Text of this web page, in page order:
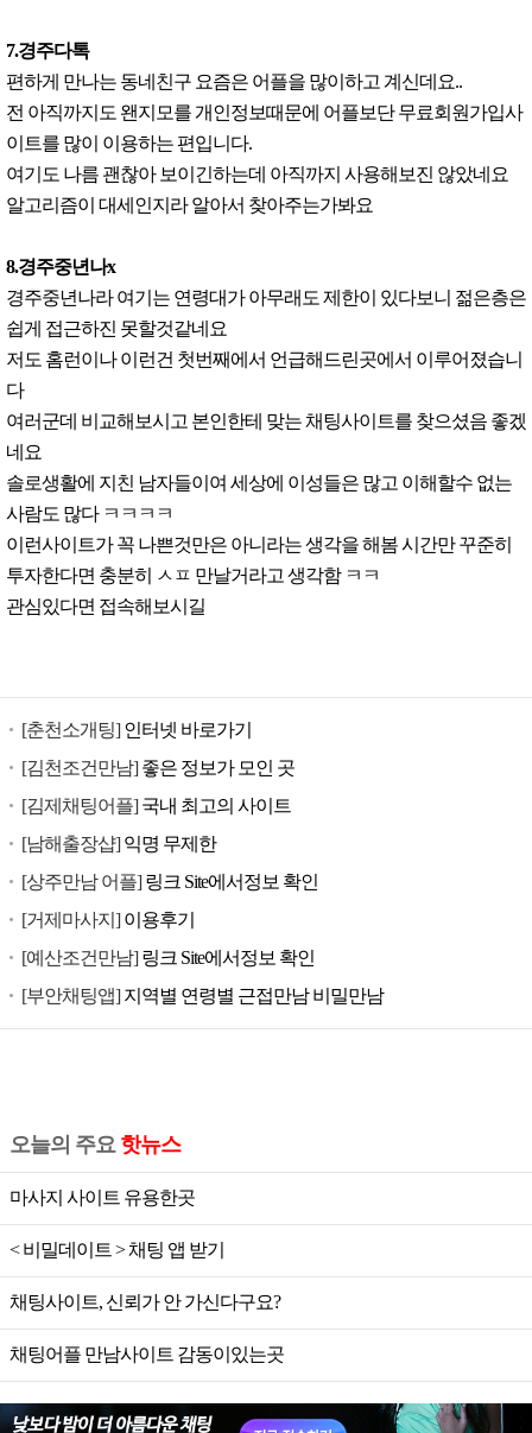
7.경주다톡
편하게 만나는 동네친구 요즘은 어플을 많이하고 계신데요..
전 아직까지도 왠지모를 개인정보때문에 어플보단 무료회원가입사
이트를 많이 이용하는 편입니다.
여기도 나름 괜찮아 보이긴하는데 아직까지 사용해보진 않았네요
알고리즘이 대세인지라 알아서 찾아주는가봐요
8.경주중년나x
경주중년나라 여기는 연령대가 아무래도 제한이 있다보니 젊은층은
쉽게 접근하진 못할것같네요
저도 홈런이나 이런건 첫번째에서 언급해드린곳에서 이루어졌습니
다
여러군데 비교해보시고 본인한테 맞는 채팅사이트를 찾으셨음 좋겠
네요
솔로생활에 지친 남자들이여 세상에 이성들은 많고 이해할수 없는
사람도 많다 ㅋㅋㅋㅋ
이런사이트가 꼭 나쁜것만은 아니라는 생각을 해봄 시간만 꾸준히
투자한다면 충분히 ㅅㅍ 만날거라고 생각함 ㅋㅋ
관심있다면 접속해보시길
[춘천소개팅]인터넷 바로가기
[김천조건만남]좋은 정보가 모인 곳
[김제채팅어플]국내 최고의 사이트
[남해출장샵]익명 무제한
[상주만남 어플]링크 Site에서정보 확인
[거제마사지]이용후기
[예산조건만남]링크 Site에서정보 확인
[부안채팅앱]지역별 연령별 근접만남 비밀만남
오늘의 주요핫뉴스
마사지 사이트 유용한곳
< 비밀데이트 > 채팅 앱 받기
채팅사이트, 신뢰가 안 가신다구요?
채팅어플 만남사이트 감동이있는곳